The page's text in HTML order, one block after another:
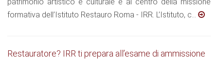
formativa dell’Istituto Restauro Roma - IRR. L’Istituto, c...
Restauratore? IRR ti prepara all’esame di ammissione